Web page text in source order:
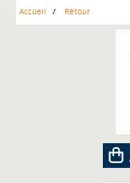
Accueil Retour